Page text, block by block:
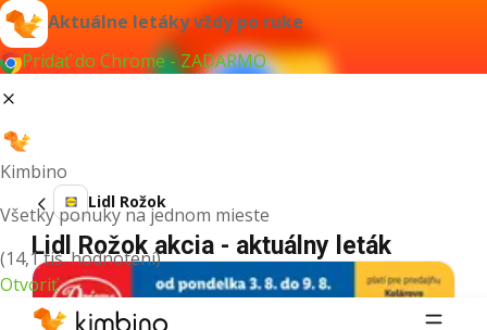
Aktuálne letáky vždy po ruke
Pridať do Chrome - ZADARMO
Kimbino
Všetky ponuky na jednom mieste
(14,1 tis. hodnotení)
Otvoriť
Lidl Rožok
Lidl Rožok akcia - aktuálny leták